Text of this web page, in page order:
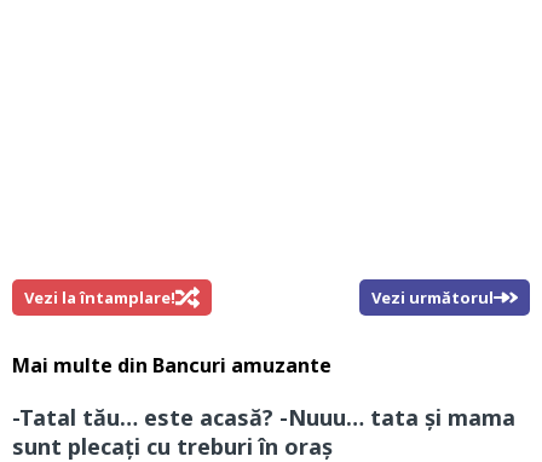
Vezi la întamplare! Vezi următorul
Mai multe din Bancuri amuzante
-Tatal tău… este acasă? -Nuuu… tata și mama
sunt plecați cu treburi în oraș